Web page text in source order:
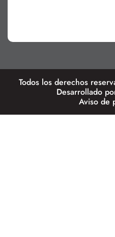
Todos los derechos
Desarrollado
Aviso de